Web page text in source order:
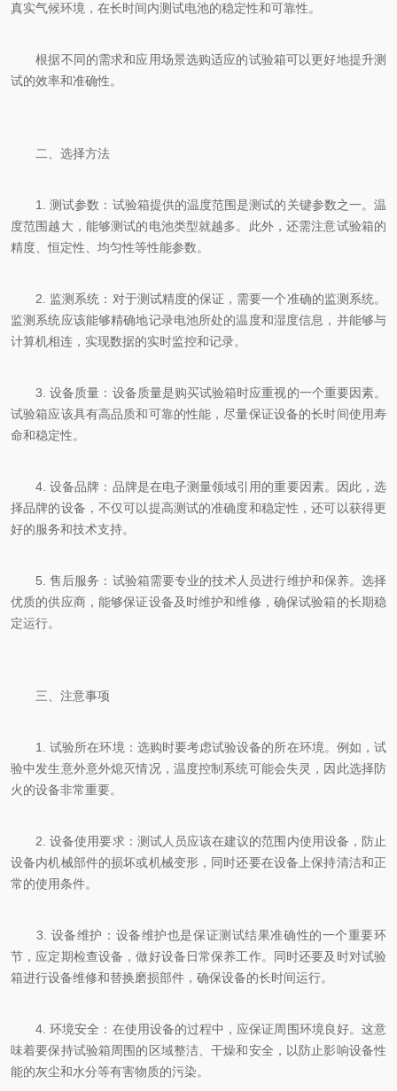
真实气候环境，在长时间内测试电池的稳定性和可靠性。
根据不同的需求和应用场景选购适应的试验箱可以更好地提升测
试的效率和准确性。
二、选择方法
1. 测试参数：试验箱提供的温度范围是测试的关键参数之一。温
度范围越大，能够测试的电池类型就越多。此外，还需注意试验箱的
精度、恒定性、均匀性等性能参数。
2. 监测系统：对于测试精度的保证，需要一个准确的监测系统。
监测系统应该能够精确地记录电池所处的温度和湿度信息，并能够与
计算机相连，实现数据的实时监控和记录。
3. 设备质量：设备质量是购买试验箱时应重视的一个重要因素。
试验箱应该具有高品质和可靠的性能，尽量保证设备的长时间使用寿
命和稳定性。
4. 设备品牌：品牌是在电子测量领域引用的重要因素。因此，选
择品牌的设备，不仅可以提高测试的准确度和稳定性，还可以获得更
好的服务和技术支持。
5. 售后服务：试验箱需要专业的技术人员进行维护和保养。选择
优质的供应商，能够保证设备及时维护和维修，确保试验箱的长期稳
定运行。
三、注意事项
1. 试验所在环境：选购时要考虑试验设备的所在环境。例如，试
验中发生意外意外熄灭情况，温度控制系统可能会失灵，因此选择防
火的设备非常重要。
2. 设备使用要求：测试人员应该在建议的范围内使用设备，防止
设备内机械部件的损坏或机械变形，同时还要在设备上保持清洁和正
常的使用条件。
3. 设备维护：设备维护也是保证测试结果准确性的一个重要环
节，应定期检查设备，做好设备日常保养工作。同时还要及时对试验
箱进行设备维修和替换磨损部件，确保设备的长时间运行。
4. 环境安全：在使用设备的过程中，应保证周围环境良好。这意
味着要保持试验箱周围的区域整洁、干燥和安全，以防止影响设备性
能的灰尘和水分等有害物质的污染。